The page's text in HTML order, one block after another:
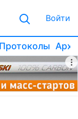
Войти
Протоколы